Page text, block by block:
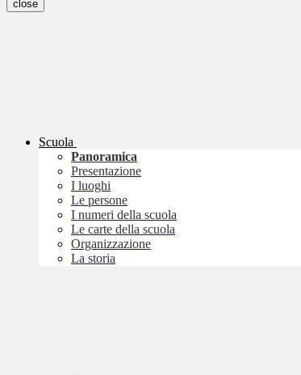
close
Scuola
Panoramica
Presentazione
I luoghi
Le persone
I numeri della scuola
Le carte della scuola
Organizzazione
La storia